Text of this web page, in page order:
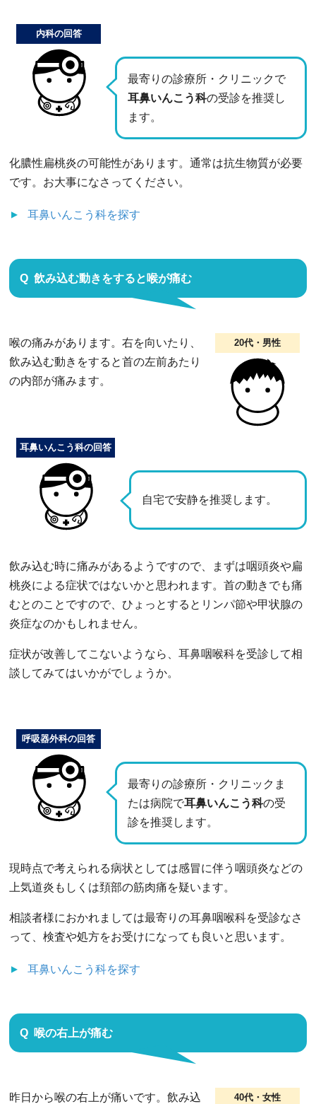
最寄りの診療所・クリニックで
耳鼻いんこう科の受診を推奨し
ます。
内科の回答
化膿性扁桃炎の可能性があります。通常は抗生物質が必要
です。お大事になさってください。
耳鼻いんこう科を探す
飲み込む動きをすると喉が痛む
20代・男性
喉の痛みがあります。右を向いたり、
飲み込む動きをすると首の左前あたり
の内部が痛みます。
自宅で安静を推奨します。
耳鼻いんこう科の回答
飲み込む時に痛みがあるようですので、まずは咽頭炎や扁
桃炎による症状ではないかと思われます。首の動きでも痛
むとのことですので、ひょっとするとリンパ節や甲状腺の
炎症なのかもしれません。
症状が改善してこないようなら、耳鼻咽喉科を受診して相
談してみてはいかがでしょうか。
最寄りの診療所・クリニックま
たは病院で耳鼻いんこう科の受
診を推奨します。
呼吸器外科の回答
現時点で考えられる病状としては感冒に伴う咽頭炎などの
上気道炎もしくは頚部の筋肉痛を疑います。
相談者様におかれましては最寄りの耳鼻咽喉科を受診なさ
って、検査や処方をお受けになっても良いと思います。
耳鼻いんこう科を探す
喉の右上が痛む
40代・女性
昨日から喉の右上が痛いです。飲み込